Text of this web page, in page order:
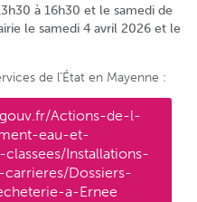
à 16h30 et le samedi de
le samedi 4 avril 2026 et le
de l’État en Mayenne :
Actions-de-l-
eau-et-
Installations-
carrieres/Dossiers-
a-Ernee